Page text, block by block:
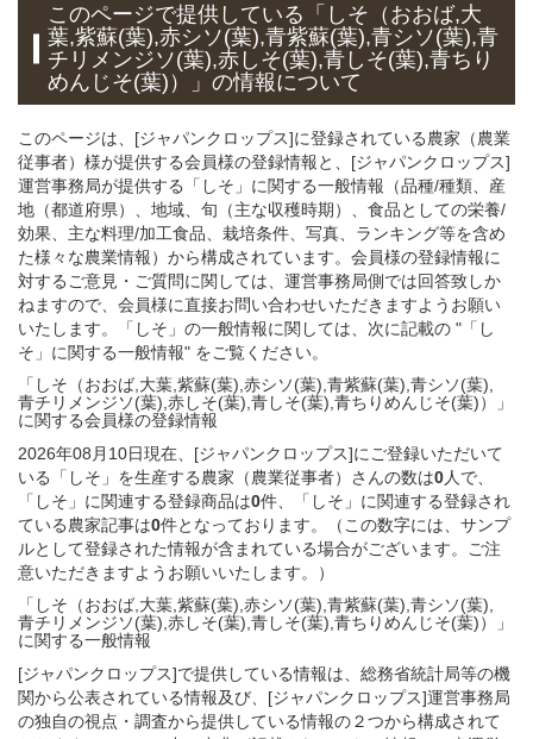
このページで提供している 「しそ（おおば,大
葉,紫蘇(葉),赤シソ(葉),青紫蘇(葉),青シソ(葉),青
チリメンジソ(葉),赤しそ(葉),青しそ(葉),青ちり
めんじそ(葉)）」の情報について
このページは、[ジャパンクロップス]に登録されている農家（農業
従事者）様が提供する会員様の登録情報と、[ジャパンクロップス]
運営事務局が提供する「しそ」に関する一般情報（品種/種類、産
地（都道府県）、地域、旬（主な収穫時期）、食品としての栄養/
効果、主な料理/加工食品、栽培条件、写真、ランキング等を含め
た様々な農業情報）から構成されています。会員様の登録情報に
対するご意見・ご質問に関しては、運営事務局側では回答致しか
ねますので、会員様に直接お問い合わせいただきますようお願い
いたします。「しそ」の一般情報に関しては、次に記載の "「し
そ」に関する一般情報" をご覧ください。
「しそ（おおば,大葉,紫蘇(葉),赤シソ(葉),青紫蘇(葉),青シソ(葉),
青チリメンジソ(葉),赤しそ(葉),青しそ(葉),青ちりめんじそ(葉)）」
に関する会員様の登録情報
2026年08月10日現在、[ジャパンクロップス]にご登録いただいて
いる「しそ」を生産する農家（農業従事者）さんの数は0人で、
「しそ」に関連する登録商品は0件、「しそ」に関連する登録され
ている農家記事は0件となっております。（この数字には、サンプ
ルとして登録された情報が含まれている場合がございます。ご注
意いただきますようお願いいたします。）
「しそ（おおば,大葉,紫蘇(葉),赤シソ(葉),青紫蘇(葉),青シソ(葉),
青チリメンジソ(葉),赤しそ(葉),青しそ(葉),青ちりめんじそ(葉)）」
に関する一般情報
[ジャパンクロップス]で提供している情報は、総務省統計局等の機
関から公表されている情報及び、[ジャパンクロップス]運営事務局
の独自の視点・調査から提供している情報の２つから構成されて